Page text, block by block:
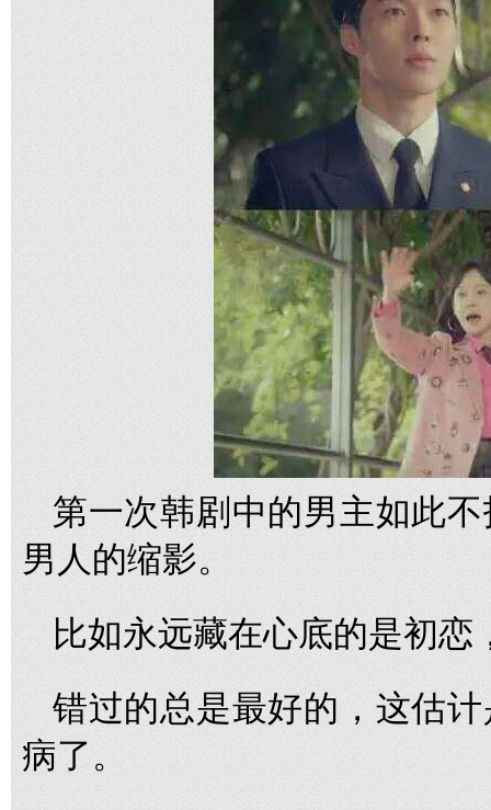
第一次韩剧中的男主如此
男人的缩影。
比如永远藏在心底的是初
错过的总是最好的，这估
病了。